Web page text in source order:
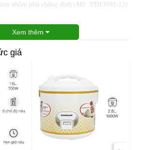
nhôm phủ chống dính (Mã: VD13591-12)
Xem thêm
giá